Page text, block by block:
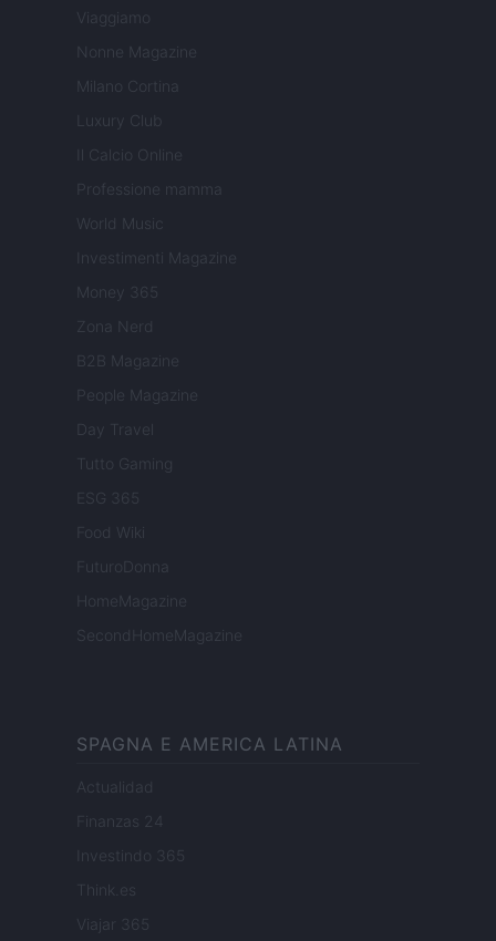
Viaggiamo
Nonne Magazine
Milano Cortina
Luxury Club
Il Calcio Online
Professione mamma
World Music
Investimenti Magazine
Money 365
Zona Nerd
B2B Magazine
People Magazine
Day Travel
Tutto Gaming
ESG 365
Food Wiki
FuturoDonna
HomeMagazine
SecondHomeMagazine
SPAGNA E AMERICA LATINA
Actualidad
Finanzas 24
Investindo 365
Think.es
Viajar 365